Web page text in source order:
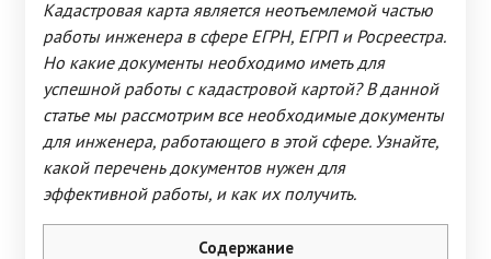
Кадастровая карта является неотъемлемой частью
работы инженера в сфере ЕГРН, ЕГРП и Росреестра.
Но какие документы необходимо иметь для
успешной работы с кадастровой картой? В данной
статье мы рассмотрим все необходимые документы
для инженера, работающего в этой сфере. Узнайте,
какой перечень документов нужен для
эффективной работы, и как их получить.
Содержание